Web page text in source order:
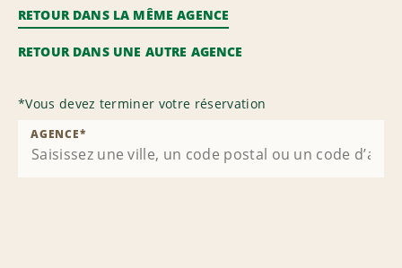
RETOUR DANS LA MÊME AGENCE
RETOUR DANS UNE AUTRE AGENCE
*Vous devez terminer votre réservation
AGENCE*